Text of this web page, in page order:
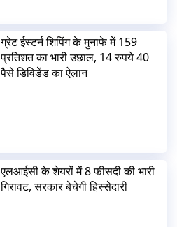
ग्रेट ईस्टर्न शिपिंग के मुनाफे में 159
प्रतिशत का भारी उछाल, 14 रुपये 40
पैसे डिविडेंड का ऐलान
एलआईसी के शेयरों में 8 फीसदी की भारी
गिरावट, सरकार बेचेगी हिस्सेदारी